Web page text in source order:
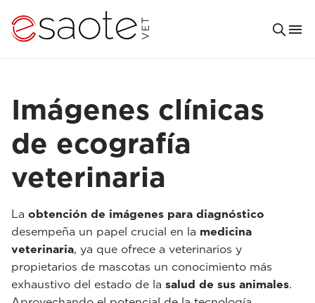
Imágenes clínicas
de ecografía
veterinaria
La obtención de imágenes para diagnóstico
desempeña un papel crucial en la medicina
veterinaria, ya que ofrece a veterinarios y
propietarios de mascotas un conocimiento más
exhaustivo del estado de la salud de sus animales.